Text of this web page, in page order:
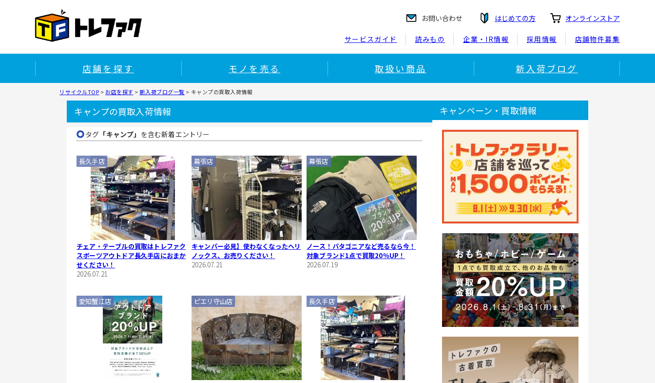
お問い合わせ はじめての方 オンラインストア
サービスガイド 読みもの 企業・IR情報 採用情報 店舗物件募集
店舗を探す モノを売る 取扱い商品 新入荷ブログ
リサイクルTOP > お店を探す >新入荷ブログ一覧 > キャンプの買取入荷情報
キャンプの買取入荷情報
タグ 「キャンプ」 を含む新着エントリー
チェア・テーブルの買取はトレファク
スポーツアウトドア長久手店におまか
せください！
2026.07.21
長久手店
キャンパー必見】使わなくなったヘリ
ノックス、お売りください！
2026.07.21
幕張店
ノース！パタゴニアなど売るなら今！
対象ブランド1点で買取20％UP！
2026.07.19
幕張店
愛知蟹江店 ピエリ守山店 長久手店
キャンペーン・買取情報